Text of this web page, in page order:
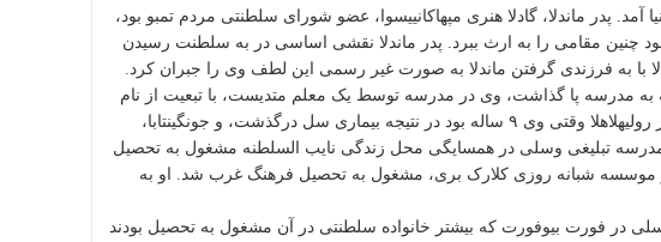
پدر ماندلا، گادلا هنری مپهاکانییسوا، عضو شورای سلطنتی مردم تمبو بود،
بود چنین مقامی را به ارث ببرد. پدر ماندلا نقشی اساسی در به سلطنت رسیدن
با به فرزندی گرفتن ماندلا به صورت غیر رسمی این لطف وی را جبران کرد.
خود بود که به مدرسه پا گذاشت، وی در مدرسه توسط یک معلم متدیست، با تبعیت از نام
هوراسیو نلسون دریاسالار انگلیسی «نلسون» نام نهاده شد. پدر رولیهلاهلا وقتی وی ۹ ساله بود در نتیجه بیماری سل درگذشت، و جونگینتابا،
تبلیغی وسلی در همسایگی محل زندگی نایب السلطنه مشغول به تحصیل
شبانه روزی کلارک بری، مشغول به تحصیل فرهنگ غرب شد. او به
به هلدتون، دانشکده وسلی در فورت بیوفورت که بیشتر خانواده سلطنتی در آن مشغول به تحصیل بودند